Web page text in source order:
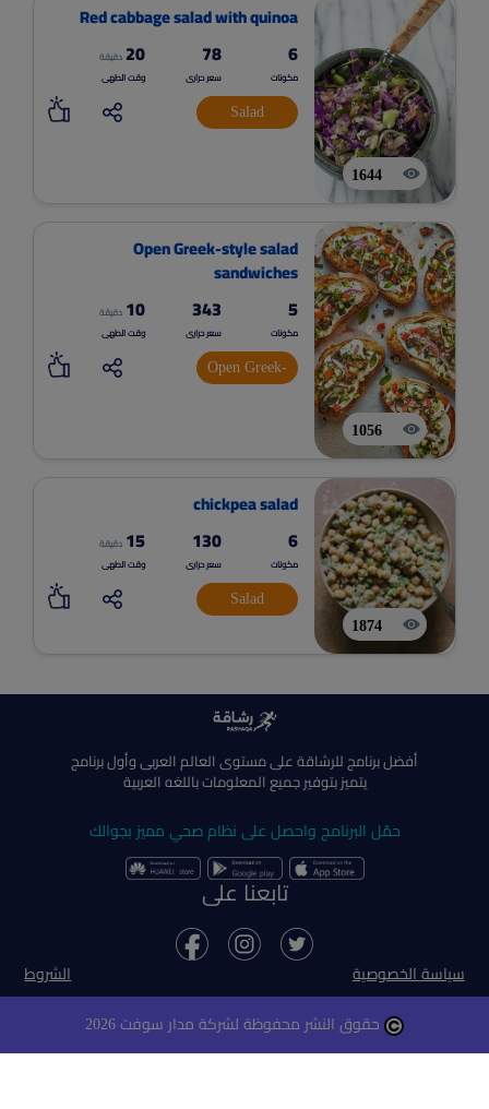
1644
Red cabbage salad with quinoa
6
مكونات
78
سعر حرارى
20 دقيقة
وقت الطهى
Salad
1056
Open Greek-style salad
sandwiches
5
مكونات
343
سعر حرارى
10 دقيقة
وقت الطهى
Open Greek-
1874
chickpea salad
6
مكونات
130
سعر حرارى
15 دقيقة
وقت الطهى
Salad
أفضل برنامج للرشاقة على مستوى العالم العربى وأول برنامج
يتميز بتوفير جميع المعلومات باللغه العربية
حمّل البرنامج واحصل على نظام صحي مميز بجوالك
تابعنا على
سياسة الخصوصية الشروط
حقوق النشر محفوظة لشركة مدار سوفت 2026